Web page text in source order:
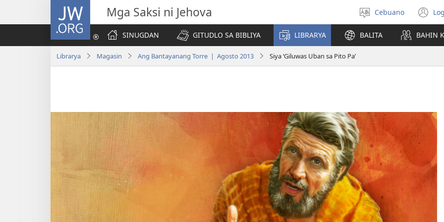
JW.ORG Mga Saksi ni Jehova
Pagpilig
pinulongan
Cebuano
SINUGDAN
GITUDLO SA BIBLIYA LIBRARYA BALITA BAHIN
Librarya Magasin Ang Bantayanang Torre | Agosto 2013 Siya ‘Giluwas Uban sa Pito Pa’